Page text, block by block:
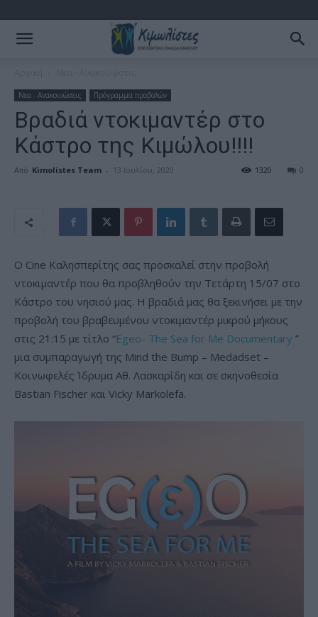
Νεα - Ανακοινώσεις Πρόγραμμα προβολών
Βραδιά ντοκιμαντέρ στο
Κάστρο της Κιμώλου!!!!
Από Kimolistes Team - 13 Ιουλίου, 2020 0
1320
Ο Cine Kαλησπερίτης σας προσκαλεί στην προβολή
ντοκιμαντέρ που θα προβληθούν την Τετάρτη 15/07 στο
Κάστρο του νησιού μας. Η βραδιά μας θα ξεκινήσει με την
προβολή του βραβευμένου ντοκιμαντέρ μικρού μήκους
στις 21:15 με τίτλο “Egeo- The Sea for Me Documentary ”
μια συμπαραγωγή της Mind the Bump – Medadset –
Κοινωφελές Ίδρυμα Αθ. Λασκαρίδη και σε σκηνοθεσία
Bastian Fischer και Vicky Markolefa.